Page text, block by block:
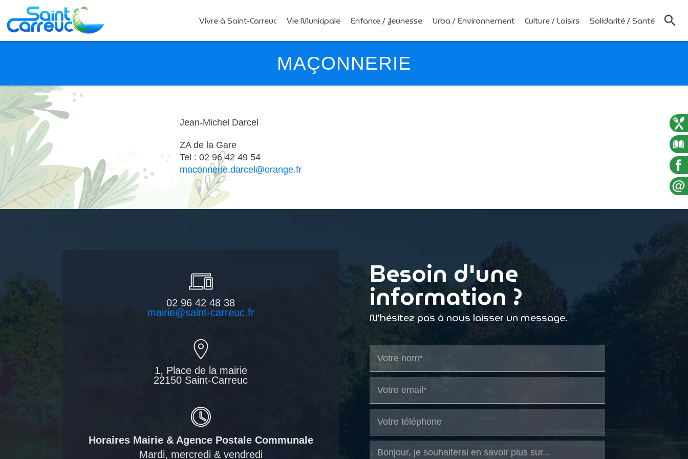
Vivre à Saint-Carreuc Vie Municipale Enfance / Jeunesse Urba / Environnement Culture / Loisirs Solidarité / Santé
MAÇONNERIE
Jean-Michel Darcel
ZA de la Gare
Tel : 02 96 42 49 54
maconnerie.darcel@orange.fr
02 96 42 48 38
mairie@saint-carreuc.fr
1, Place de la mairie
22150 Saint-Carreuc
Horaires Mairie & Agence Postale Communale
Mardi, mercredi & vendredi
Besoin d'une
information ?
N'hésitez pas à nous laisser un message.